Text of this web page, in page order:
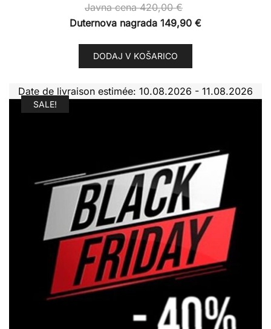
Javna cena420,00€
Duternova nagrada 149,90 €
DODAJ V KOŠARICO
Date de livraison estimée: 10.08.2026 - 11.08.2026
SALE!